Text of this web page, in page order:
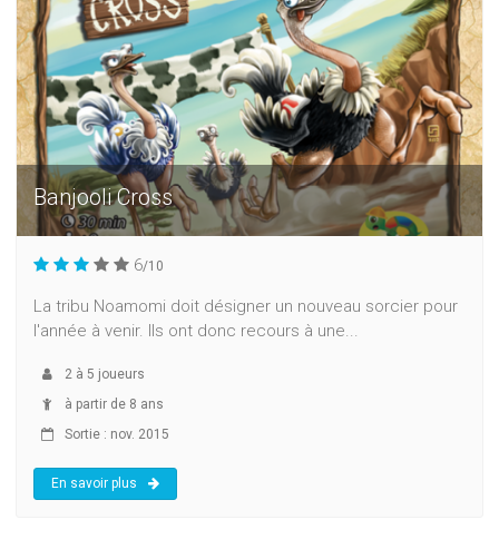
Banjooli Cross
6/10
La tribu Noamomi doit désigner un nouveau sorcier pour
l'année à venir. Ils ont donc recours à une...
2 à 5 joueurs
à partir de 8 ans
Sortie : nov. 2015
En savoir plus